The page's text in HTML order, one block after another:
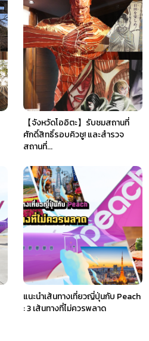
【จังหวัดโออิตะ】รับชมสถานที่
ศักดิ์สิทธิ์รอบคิวชู! และสำรวจ
สถานที่...
แนะนำเส้นทางเที่ยวญี่ปุ่นกับ Peach
: 3 เส้นทางที่ไม่ควรพลาด